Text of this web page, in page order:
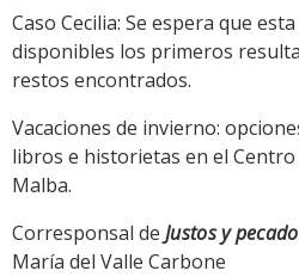
Caso Cecilia: Se espera que
disponibles los primeros
restos encontrados.
Vacaciones de invierno:
libros e historietas en el
Malba.
Corresponsal de Justos y
María del Valle Carbone